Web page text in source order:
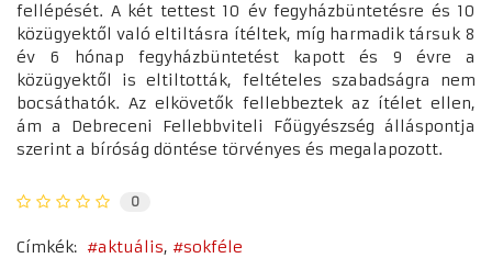
fellépését. A két tettest 10 év fegyházbüntetésre és 10
közügyektől való eltiltásra ítéltek, míg harmadik társuk 8
év 6 hónap fegyházbüntetést kapott és 9 évre a
közügyektől is eltiltották, feltételes szabadságra nem
bocsáthatók. Az elkövetők fellebbeztek az ítélet ellen,
ám a Debreceni Fellebbviteli Főügyészség álláspontja
szerint a bíróság döntése törvényes és megalapozott.
0
Címkék: aktuális sokféle